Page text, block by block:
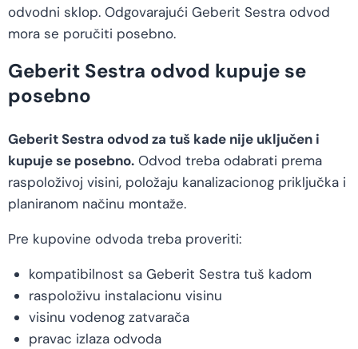
odvodni sklop. Odgovarajući Geberit Sestra odvod
mora se poručiti posebno.
Geberit Sestra odvod kupuje se
posebno
Geberit Sestra odvod za tuš kade nije uključen i
kupuje se posebno. Odvod treba odabrati prema
raspoloživoj visini, položaju kanalizacionog priključka i
planiranom načinu montaže.
Pre kupovine odvoda treba proveriti:
kompatibilnost sa Geberit Sestra tuš kadom
raspoloživu instalacionu visinu
visinu vodenog zatvarača
pravac izlaza odvoda